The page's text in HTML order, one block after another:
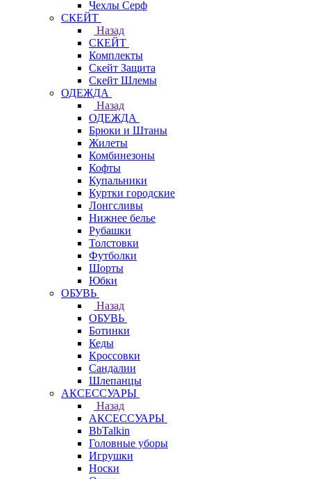
Чехлы Cерф
СКЕЙТ
Назад
СКЕЙТ
Комплекты
Скейт Защита
Скейт Шлемы
ОДЕЖДА
Назад
ОДЕЖДА
Брюки и Штаны
Жилеты
Комбинезоны
Кофты
Купальники
Куртки городские
Лонгсливы
Нижнее белье
Рубашки
Толстовки
Футболки
Шорты
Юбки
ОБУВЬ
Назад
ОБУВЬ
Ботинки
Кеды
Кроссовки
Сандалии
Шлепанцы
АКСЕССУАРЫ
Назад
АКСЕССУАРЫ
BbTalkin
Головные уборы
Игрушки
Носки